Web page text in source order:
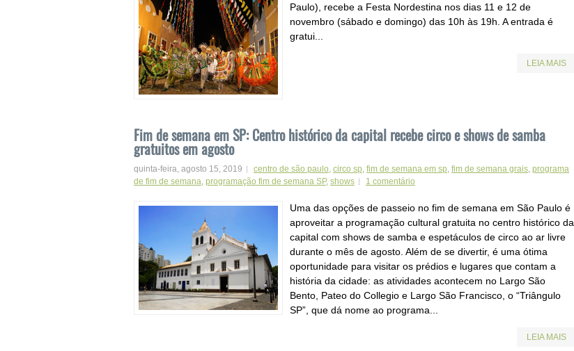
Paulo), recebe a Festa Nordestina nos dias 11 e 12 de
novembro (sábado e domingo) das 10h às 19h. A entrada é
gratui...
LEIA MAIS
Fim de semana em SP: Centro histórico da capital recebe circo e shows de samba
gratuitos em agosto
quinta-feira, agosto 15, 2019 centro de são paulo circo sp fim de semana em sp fim de semana grais programa
de fim de semana programação fim de semana SP, shows 1 comentário
Uma das opções de passeio no fim de semana em São Paulo é
aproveitar a programação cultural gratuita no centro histórico da
capital com shows de samba e espetáculos de circo ao ar livre
durante o mês de agosto. Além de se divertir, é uma ótima
oportunidade para visitar os prédios e lugares que contam a
história da cidade: as atividades acontecem no Largo São
Bento, Pateo do Collegio e Largo São Francisco, o “Triângulo
SP”, que dá nome ao programa...
LEIA MAIS